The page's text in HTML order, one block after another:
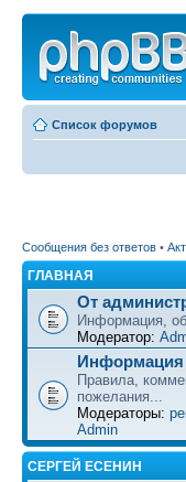
Список форумов
Сообщения без ответов •
ГЛАВНАЯ
От
Информация,
Модератор:
Информация
Правила,
пожелания...
Модераторы:
Admin
СЕРГЕЙ ЕСЕНИН